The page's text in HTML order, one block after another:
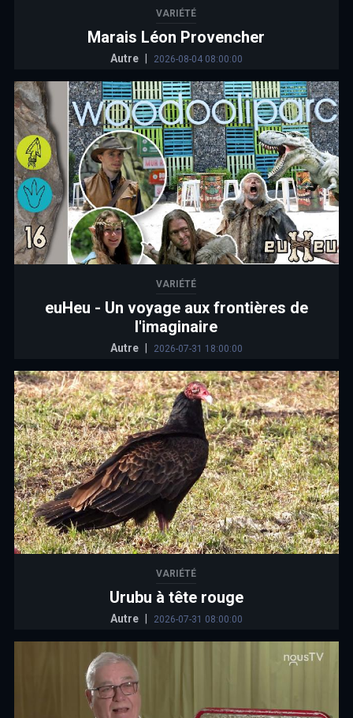
VARIÉTÉ
Marais Léon Provencher
Autre 2026-08-04 08:00:00
VARIÉTÉ
euHeu - Un voyage aux frontières de
l'imaginaire
Autre 2026-07-31 18:00:00
VARIÉTÉ
Urubu à tête rouge
Autre 2026-07-31 08:00:00